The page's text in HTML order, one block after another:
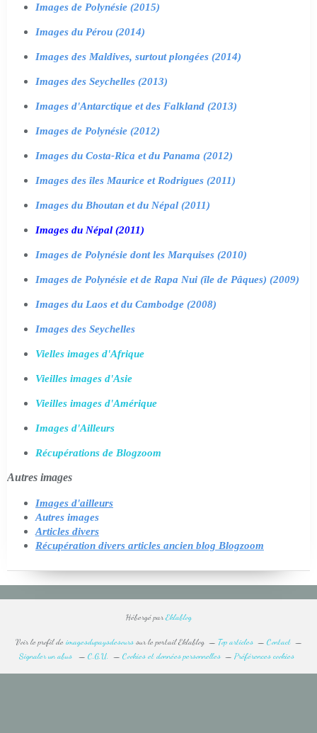
Images de Polynésie (2015)
Images du Pérou (2014)
Images des Maldives, surtout plongées (2014)
Images des Seychelles (2013)
Images d'Antarctique et des Falkland (2013)
Images de Polynésie (2012)
Images du Costa-Rica et du Panama (2012)
Images des îles Maurice et Rodrigues (2011)
Images du Bhoutan et du Népal (2011)
Images du Népal (2011)
Images de Polynésie dont les Marquises (2010)
Images de Polynésie et de Rapa Nui (île de Pâques) (2009)
Images du Laos et du Cambodge (2008)
Images des Seychelles
Vielles images d'Afrique
Vieilles images d'Asie
Vieilles images d'Amérique
Images d'Ailleurs
Récupérations de Blogzoom
Autres images
Images d'ailleurs
Autres images
Articles divers
Récupération divers articles ancien blog Blogzoom
Hébergé parEklablog
Voir le profil de imagesdupaysdesourssur le portail Eklablog Top articles
Contact
Signaler un abus
C.G.U. Cookies et données personnelles Préférences cookies